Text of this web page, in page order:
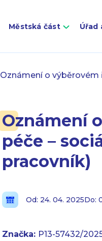
Městská část Úřad
Oznámení o výběrovém
Oznámení
péče –
pracovník)
Od: 24. 04. 2025Do:
Značka: P13-57432/